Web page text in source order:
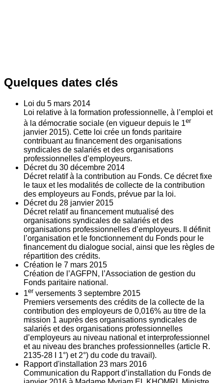
Quelques dates clés
Loi du 5 mars 2014
Loi relative à la formation professionnelle, à l’emploi et
à la démocratie sociale (en vigueur depuis le 1er
janvier 2015). Cette loi crée un fonds paritaire
contribuant au financement des organisations
syndicales de salariés et des organisations
professionnelles d’employeurs.
Décret du 30 décembre 2014
Décret relatif à la contribution au Fonds. Ce décret fixe
le taux et les modalités de collecte de la contribution
des employeurs au Fonds, prévue par la loi.
Décret du 28 janvier 2015
Décret relatif au financement mutualisé des
organisations syndicales de salariés et des
organisations professionnelles d’employeurs. Il définit
l’organisation et le fonctionnement du Fonds pour le
financement du dialogue social, ainsi que les règles de
répartition des crédits.
Création le 7 mars 2015
Création de l’AGFPN, l’Association de gestion du
Fonds paritaire national.
1er versements 3 septembre 2015
Premiers versements des crédits de la collecte de la
contribution des employeurs de 0,016% au titre de la
mission 1 auprès des organisations syndicales de
salariés et des organisations professionnelles
d’employeurs au niveau national et interprofessionnel
et au niveau des branches professionnelles (article R.
2135‐28 I 1°) et 2°) du code du travail).
Rapport d'installation 23 mars 2016
Communication du Rapport d’installation du Fonds de